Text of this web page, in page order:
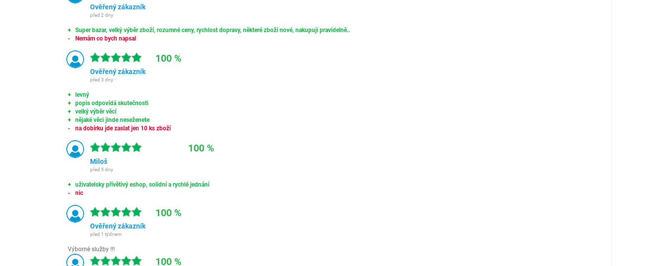
Ověřený zákazník
před 2 dny
Super bazar, velký výběr zboží, rozumné ceny, rychlost dopravy, některé zboží nové, nakupuji pravidelně..
Nemám co bych napsal
100 %
Ověřený zákazník
před 3 dny
levný
popis odpovídá skutečnosti
velký výběr věcí
nějaké věci jinde neseženete
na dobírku jde zaslat jen 10 ks zboží
100 %
Miloš
před 5 dny
uživatelsky přívětivý eshop, solidní a rychlé jednání
nic
100 %
Ověřený zákazník
před 1 týdnem
Výborné služby !!!
100 %